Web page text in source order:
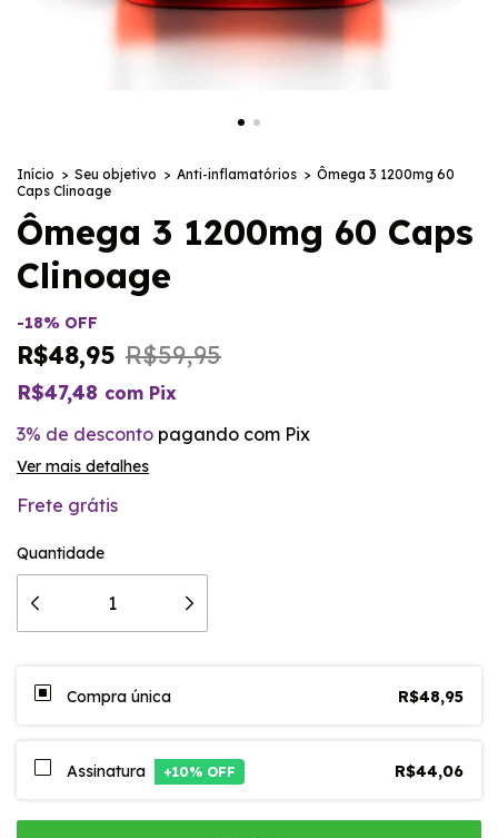
Início > Seu objetivo > Anti-inflamatórios > Ômega 3 1200mg 60
Caps Clinoage
Ômega 3 1200mg 60 Caps
Clinoage
-18% OFF
R$48,95 R$59,95
R$47,48 com Pix
3% de desconto pagando com Pix
Ver mais detalhes
Frete grátis
Quantidade
Compra única R$48,95
Assinatura +10% OFF R$44,06